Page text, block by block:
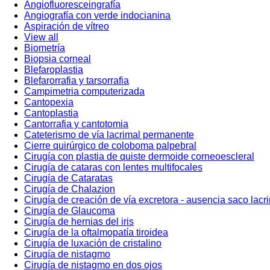
Angiofluoresceingrafía
Angiografía con verde indocianina
Aspiración de vítreo
View all
Biometría
Biopsia corneal
Blefaroplastia
Blefarorrafia y tarsorrafia
Campimetria computerizada
Cantopexia
Cantoplastia
Cantorrafia y cantotomia
Cateterismo de vía lacrimal permanente
Cierre quirúrgico de coloboma palpebral
Cirugía con plastia de quiste dermoide corneoescleral
Cirugía de cataras con lentes multifocales
Cirugía de Cataratas
Cirugía de Chalazion
Cirugía de creación de vía excretora - ausencia saco
Cirugía de Glaucoma
Cirugía de hernias del iris
Cirugía de la oftalmopatía tiroidea
Cirugía de luxación de cristalino
Cirugía de nistagmo
Cirugía de nistagmo en dos ojos